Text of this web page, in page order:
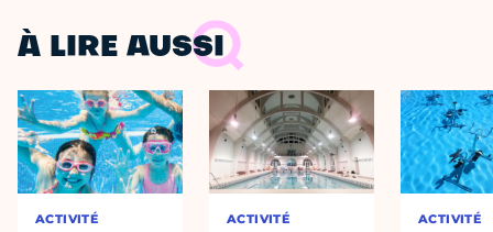
À LIRE AUSSI
ACTIVITÉ ACTIVITÉ ACTIVITÉ